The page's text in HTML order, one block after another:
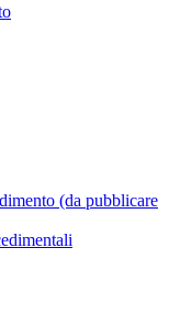
(da pubblicare